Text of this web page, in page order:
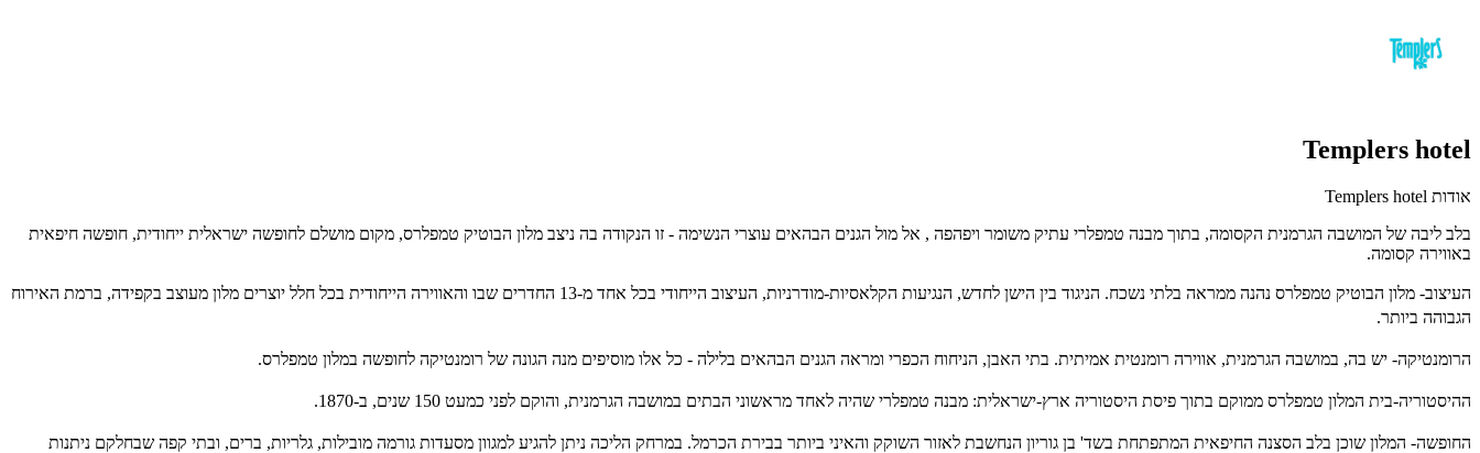
Templers hotel
אודות Templers hotel
בלב ליבה של המושבה הגרמנית הקסומה, בתוך מבנה טמפלרי עתיק משומר ויפהפה , אל מול הגנים הבהאים עוצרי הנשימה - זו הנקודה בה ניצב מלון הבוטיק טמפלרס, מקום מושלם לחופשה ישראלית ייחודית, חופשה חיפאית
באווירה קסומה.
העיצוב-
מלון הבוטיק טמפלרס נהנה ממראה בלתי נשכח. הניגוד בין הישן לחדש, הנגיעות הקלאסיות-מודרניות, העיצוב הייחודי בכל אחד מ-13 החדרים שבו והאווירה הייחודית בכל חלל יוצרים מלון מעוצב בקפידה, ברמת האירוח
הגבוהה ביותר.
הרומנטיקה- יש בה, במושבה הגרמנית, אווירה רומנטית אמיתית. בתי האבן, הניחוח הכפרי ומראה הגנים הבהאים בלילה - כל אלו מוסיפים מנה הגונה של רומנטיקה לחופשה במלון טמפלרס.
ההיסטוריה-בית המלון טמפלרס ממוקם בתוך פיסת היסטוריה ארץ-ישראלית: מבנה טמפלרי שהיה לאחד מראשוני הבתים במושבה הגרמנית, והוקם לפני כמעט 150 שנים, ב-1870.
החופשה- המלון שוכן בלב הסצנה החיפאית המתפתחת בשד' בן גוריון הנחשבת לאזור השוקק והאיני ביותר בבירת הכרמל. במרחק הליכה ניתן להגיע למגוון מסעדות גורמה מובילות, גלריות, ברים, ובתי קפה שבחלקם ניתנות